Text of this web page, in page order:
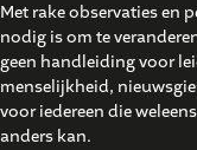
Met rake observaties en
nodig is om te
geen handleiding voor
menselijkheid,
voor iedereen die
anders kan.